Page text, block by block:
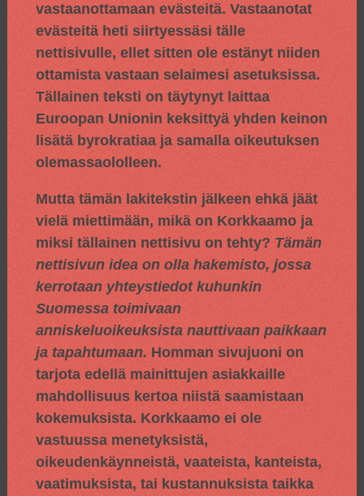
vastaanottamaan evästeitä. Vastaanotat
evästeitä heti siirtyessäsi tälle
nettisivulle, ellet sitten ole estänyt niiden
ottamista vastaan selaimesi asetuksissa.
Tällainen teksti on täytynyt laittaa
Euroopan Unionin keksittyä yhden keinon
lisätä byrokratiaa ja samalla oikeutuksen
olemassaololleen.
Mutta tämän lakitekstin jälkeen ehkä jäät
vielä miettimään, mikä on Korkkaamo ja
miksi tällainen nettisivu on tehty? Tämän
nettisivun idea on olla hakemisto, jossa
kerrotaan yhteystiedot kuhunkin
Suomessa toimivaan
anniskeluoikeuksista nauttivaan paikkaan
ja tapahtumaan. Homman sivujuoni on
tarjota edellä mainittujen asiakkaille
mahdollisuus kertoa niistä saamistaan
kokemuksista. Korkkaamo ei ole
vastuussa menetyksistä,
oikeudenkäynneistä, vaateista, kanteista,
vaatimuksista, tai kustannuksista taikka